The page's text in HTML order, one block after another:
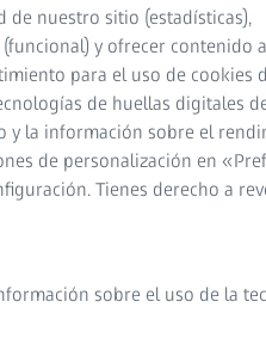
trabajo de
cada paso de
No es necesario crear
con cargar nuevos datos de
e inmediatamente.
nuestro sitio (estadísticas),
y ofrecer contenido
para el uso de cookies
de huellas digitales
y la información sobre el
de personalización en
Tienes derecho a
sobre el uso de la